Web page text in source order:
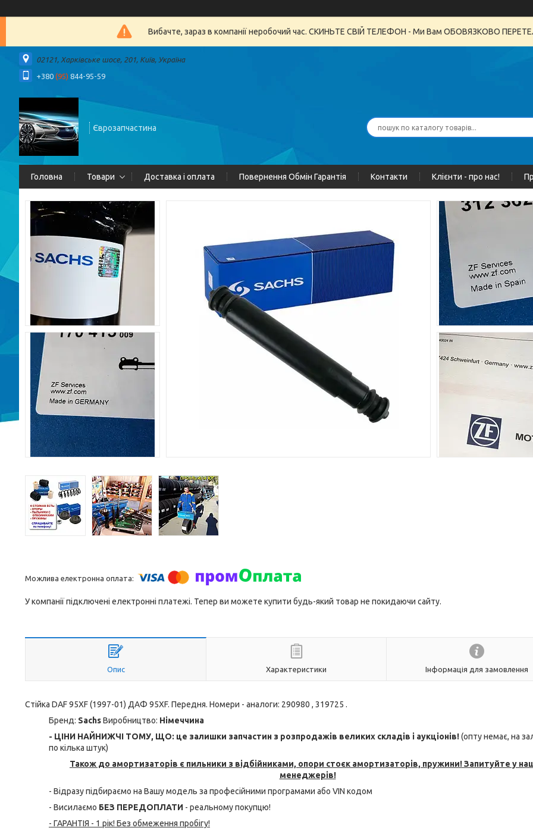
Вибачте, зараз в компанії неробочий час. СКИНЬТЕ СВІЙ ТЕЛЕФОН - Ми Вам ОБОВЯЗКОВО
02121, Харківське шосе, 201, Київ, Україна
+380 (95) 844-95-59
Єврозапчастина
Головна Товари Доставка і оплата Повернення Обмін Гарантія Контакти Клієнти - про нас!
У компанії підключені електронні платежі. Тепер ви можете купити будь-який товар не покидаючи сайту.
Опис Характеристики Інформація для замовлення
Стійка DAF 95XF (1997-01) ДАФ 95XF. Передня. Номери - аналоги: 290980 , 319725 .
Бренд: SachsВиробництво: Німеччина
- ЦІНИ НАЙНИЖЧІ ТОМУ, ЩО: це залишки запчастин з розпродажів великих складів і аукціонів!(опту немає, на
по кілька штук)
Також до амортизаторів є пильники з відбійниками, опори стоєк амортизаторів, пружини! Запитуйте у
менеджерів!
- Відразу підбираємо на Вашу модель за професійними програмами або VIN кодом
- Висилаємо БЕЗ ПЕРЕДОПЛАТИ - реальному покупцю!
- ГАРАНТІЯ - 1 рік! Без обмеження пробігу!